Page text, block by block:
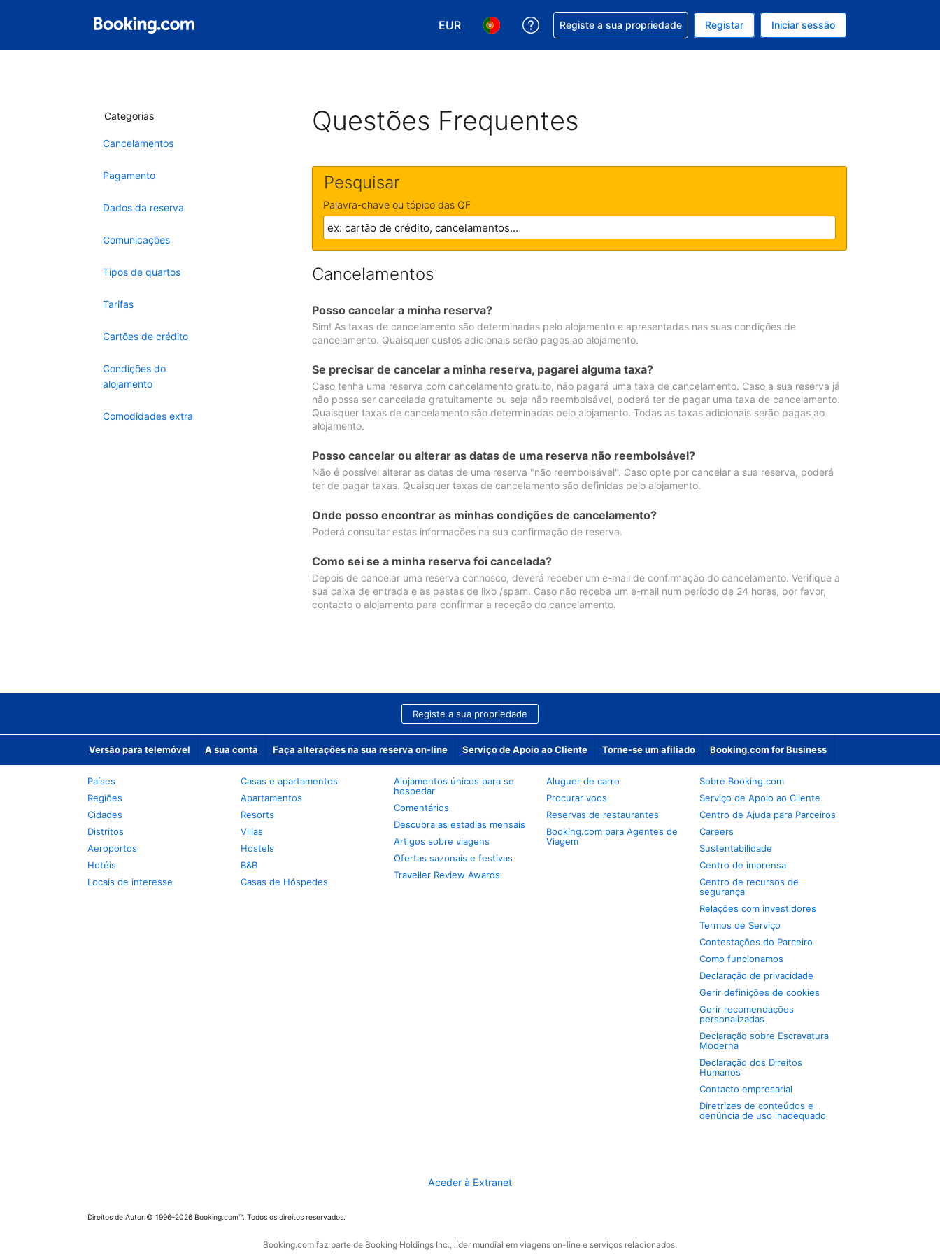
EUR
Escolha a sua moeda. A sua moeda atual é EUR
Escolha o seu idioma. O seu idioma atual é Português
Obtenha ajuda com a sua reserva
Registe a sua propriedade Registar Iniciar sessão
Categorias
Cancelamentos
Pagamento
Dados da reserva
Comunicações
Tipos de quartos
Tarifas
Cartões de crédito
Condições do
alojamento
Comodidades extra
Questões Frequentes
Pesquisar
Palavra-chave ou tópico das QF
Cancelamentos
Posso cancelar a minha reserva?
Sim! As taxas de cancelamento são determinadas pelo alojamento e apresentadas nas suas condições de
cancelamento. Quaisquer custos adicionais serão pagos ao alojamento.
Se precisar de cancelar a minha reserva, pagarei alguma taxa?
Caso tenha uma reserva com cancelamento gratuito, não pagará uma taxa de cancelamento. Caso a sua reserva já
não possa ser cancelada gratuitamente ou seja não reembolsável, poderá ter de pagar uma taxa de cancelamento.
Quaisquer taxas de cancelamento são determinadas pelo alojamento. Todas as taxas adicionais serão pagas ao
alojamento.
Posso cancelar ou alterar as datas de uma reserva não reembolsável?
Não é possível alterar as datas de uma reserva "não reembolsável". Caso opte por cancelar a sua reserva, poderá
ter de pagar taxas. Quaisquer taxas de cancelamento são definidas pelo alojamento.
Onde posso encontrar as minhas condições de cancelamento?
Poderá consultar estas informações na sua confirmação de reserva.
Como sei se a minha reserva foi cancelada?
Depois de cancelar uma reserva connosco, deverá receber um e-mail de confirmação do cancelamento. Verifique a
sua caixa de entrada e as pastas de lixo /spam. Caso não receba um e-mail num período de 24 horas, por favor,
contacto o alojamento para confirmar a receção do cancelamento.
Registe a sua propriedade
Versão para telemóvel A sua conta Faça alterações na sua reserva on-line Serviço de Apoio ao Cliente Torne-se um afiliado Booking.com for Business
Países
Regiões
Cidades
Distritos
Aeroportos
Hotéis
Locais de interesse
Casas e apartamentos
Apartamentos
Resorts
Villas
Hostels
B&B
Casas de Hóspedes
Alojamentos únicos para se
hospedar
Comentários
Descubra as estadias mensais
Artigos sobre viagens
Ofertas sazonais e festivas
Traveller Review Awards
Aluguer de carro
Procurar voos
Reservas de restaurantes
Booking.com para Agentes de
Viagem
Sobre Booking.com
Serviço de Apoio ao Cliente
Centro de Ajuda para Parceiros
Careers
Sustentabilidade
Centro de imprensa
Centro de recursos de
segurança
Relações com investidores
Termos de Serviço
Contestações do Parceiro
Como funcionamos
Declaração de privacidade
Gerir definições de cookies
Gerir recomendações
personalizadas
Declaração sobre Escravatura
Moderna
Declaração dos Direitos
Humanos
Contacto empresarial
Diretrizes de conteúdos e
denúncia de uso inadequado
Aceder à Extranet
Direitos de Autor © 1996–2026 Booking.com™. Todos os direitos reservados.
Booking.com faz parte de Booking Holdings Inc., líder mundial em viagens on-line e serviços relacionados.